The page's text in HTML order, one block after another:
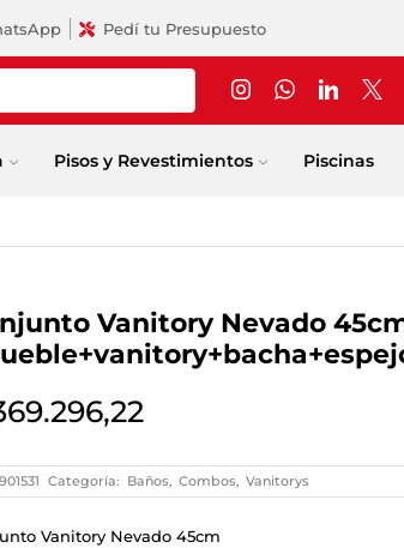
Pedí tu Presupuesto
Pisos y Revestimientos Piscinas
Vanitory Nevado
901531 Categoría: Baños, Combos, Vanitorys
Vanitory Nevado 45cm